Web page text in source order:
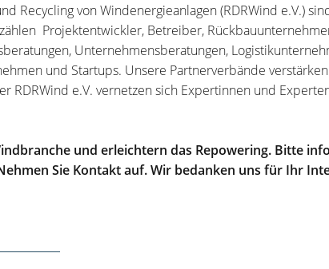
Recycling von Windenergieanlagen (RDRWind e.V.)
Projektentwickler, Betreiber,
Unternehmensberatungen,
und Startups. Unsere Partnerverbände
RDRWind e.V. vernetzen sich Expertinnen und
und erleichtern das Repowering. Bitte
Sie Kontakt auf. Wir bedanken uns für Ihr